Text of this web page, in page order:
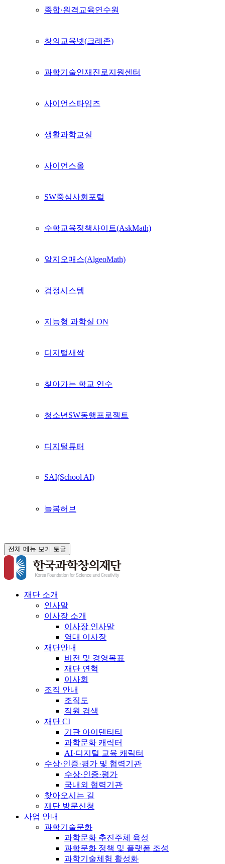
종합·원격교육연수원
창의교육넷(크레존)
과학기술인재진로지원센터
사이언스타임즈
생활과학교실
사이언스올
SW중심사회포털
수학교육정책사이트(AskMath)
알지오매스(AlgeoMath)
검정시스템
지능형 과학실 ON
디지털새싹
찾아가는 학교 연수
청소년SW동행프로젝트
디지털튜터
SAI(School AI)
늘봄허브
전체 메뉴 보기 토글
재단 소개
인사말
이사장 소개
이사장 인사말
역대 이사장
재단안내
비전 및 경영목표
재단 연혁
이사회
조직 안내
조직도
직원 검색
재단 CI
기관 아이덴티티
과학문화 캐릭터
AI·디지털 교육 캐릭터
수상·인증·평가 및 협력기관
수상·인증·평가
국내외 협력기관
찾아오시는 길
재단 방문신청
사업 안내
과학기술문화
과학문화 추진주체 육성
과학문화 정책 및 플랫폼 조성
과학기술체험 활성화